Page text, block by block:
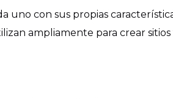
con sus propias
ampliamente para crear